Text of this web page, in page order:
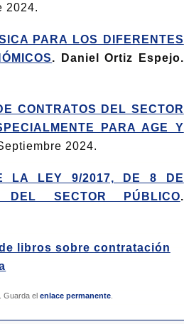
2024.
PARA LOS DIFERENTES
. Daniel Ortiz Espejo.
CONTRATOS DEL SECTOR
PARA AGE Y
2024.
LA LEY 9/2017, DE 8 DE
DEL SECTOR PÚBLICO.
libros sobre contratación
Guarda el enlace permanente.